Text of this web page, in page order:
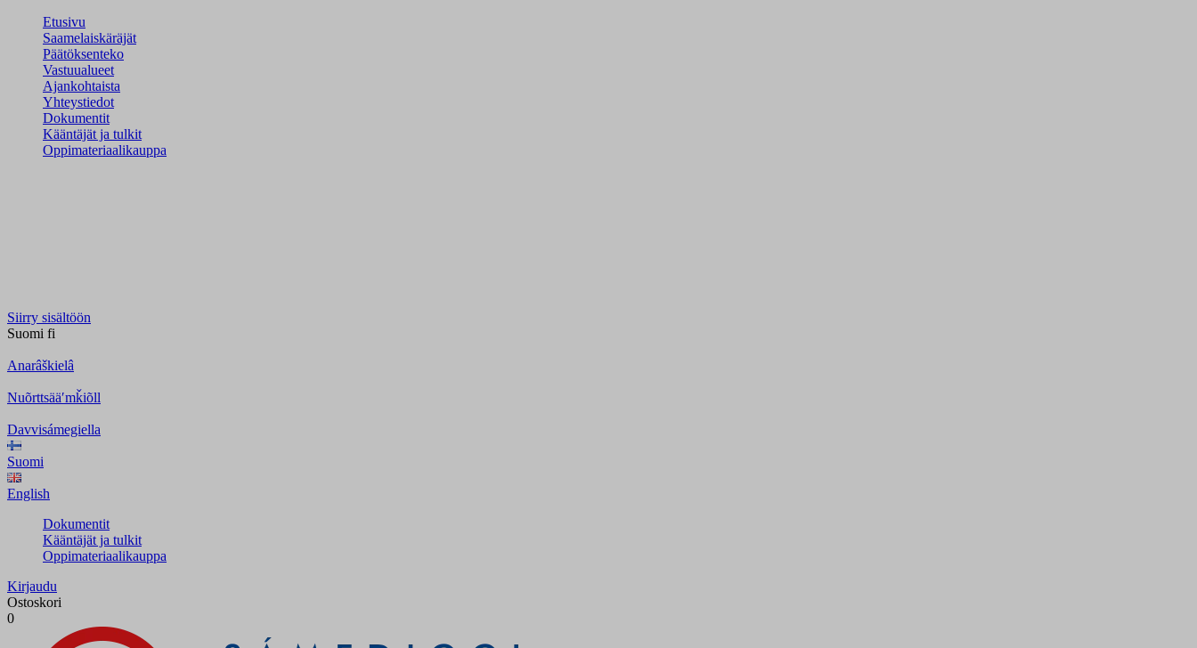
Etusivu
Saamelaiskäräjät
Päätöksenteko
Vastuualueet
Ajankohtaista
Yhteystiedot
Dokumentit
Kääntäjät ja tulkit
Oppimateriaalikauppa
Siirry sisältöön
Suomi fi
Anarâškielâ
Nuõrttsääʹmǩiõll
Davvisámegiella
Suomi
English
Dokumentit
Kääntäjät ja tulkit
Oppimateriaalikauppa
Kirjaudu
Ostoskori
0